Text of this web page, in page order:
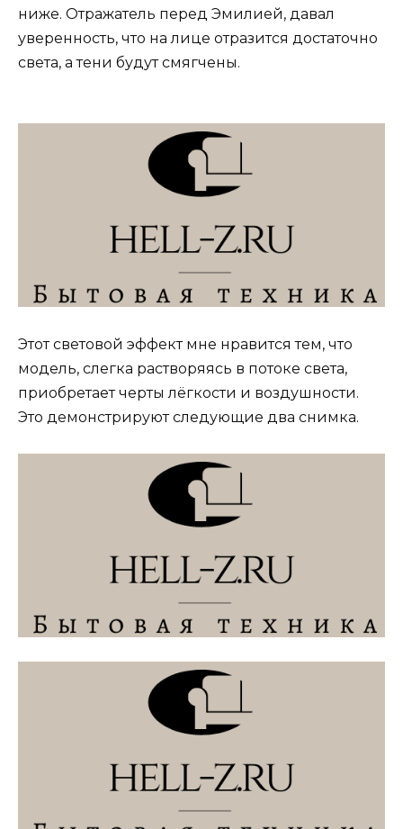
ниже. Отражатель перед Эмилией, давал
уверенность, что на лице отразится достаточно
света, а тени будут смягчены.
Этот световой эффект мне нравится тем, что
модель, слегка растворяясь в потоке света,
приобретает черты лёгкости и воздушности.
Это демонстрируют следующие два снимка.